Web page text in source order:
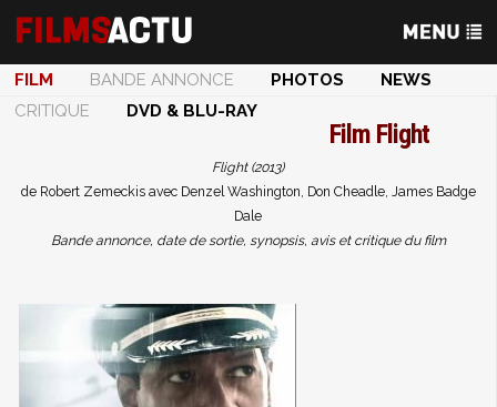
FILM BANDE ANNONCE PHOTOS
NEWS
CRITIQUE
DVD & BLU-RAY
Film Flight
Flight (2013)
de Robert Zemeckis avec Denzel Washington, Don Cheadle, James Badge
Dale
Bande annonce, date de sortie, synopsis, avis et critique du film